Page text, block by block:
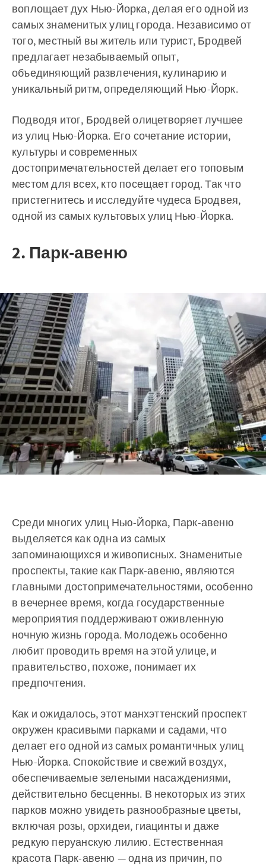
воплощает дух Нью-Йорка, делая его одной из
самых знаменитых улиц города. Независимо от
того, местный вы житель или турист, Бродвей
предлагает незабываемый опыт,
объединяющий развлечения, кулинарию и
уникальный ритм, определяющий Нью-Йорк.
Подводя итог, Бродвей олицетворяет лучшее
из улиц Нью-Йорка. Его сочетание истории,
культуры и современных
достопримечательностей делает его топовым
местом для всех, кто посещает город. Так что
пристегнитесь и исследуйте чудеса Бродвея,
одной из самых культовых улиц Нью-Йорка.
2. Парк-авеню
Среди многих улиц Нью-Йорка, Парк-авеню
выделяется как одна из самых
запоминающихся и живописных. Знаменитые
проспекты, такие как Парк-авеню, являются
главными достопримечательностями, особенно
в вечернее время, когда государственные
мероприятия поддерживают оживленную
ночную жизнь города. Молодежь особенно
любит проводить время на этой улице, и
правительство, похоже, понимает их
предпочтения.
Как и ожидалось, этот манхэттенский проспект
окружен красивыми парками и садами, что
делает его одной из самых романтичных улиц
Нью-Йорка. Спокойствие и свежий воздух,
обеспечиваемые зелеными насаждениями,
действительно бесценны. В некоторых из этих
парков можно увидеть разнообразные цветы,
включая розы, орхидеи, гиацинты и даже
редкую перуанскую лилию. Естественная
красота Парк-авеню — одна из причин, по